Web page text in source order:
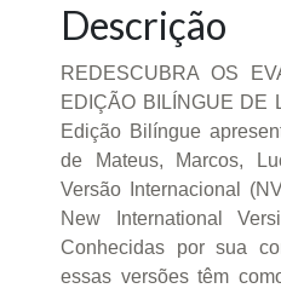
Descrição
REDESCUBRA OS
EDIÇÃO BILÍNGUE DE
Edição Bilíngue
de Mateus, Marcos,
Versão Internacional
New International
Conhecidas por sua
essas versões têm